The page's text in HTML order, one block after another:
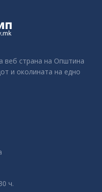
веб страна на Општина
и околината на едно
ч.